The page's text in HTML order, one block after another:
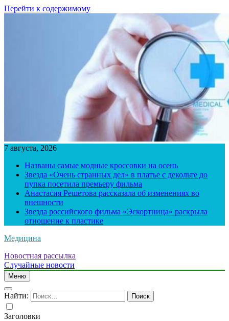
Перейти к содержимому
7 августа, 2026
Названы самые модные кроссовки на осень
Звезда «Очень странных дел» в платье с декольте до
пупка посетила премьеру фильма
Анастасия Решетова рассказала об изменениях во
внешности
Звезда российского фильма «Эскортница» раскрыла
отношение к пластике
Медицина
Новостная рассылка
Случайные новости
Меню
Найти:
Заголовки